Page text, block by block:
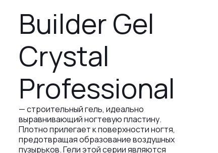
Builder Gel
Crystal
Professional
— строительный гель, идеально
выравнивающий ногтевую пластину.
Плотно прилегает к поверхности ногтя,
предотвращая образование воздушных
пузырьков. Гели этой серии являются